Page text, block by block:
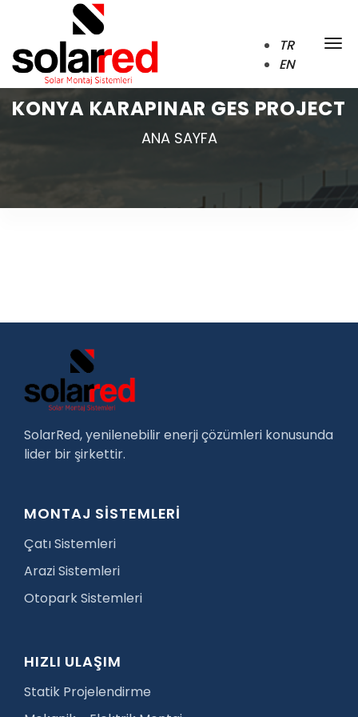
TR
EN
KONYA KARAPINAR GES PROJECT
ANA SAYFA
SolarRed, yenilenebilir enerji çözümleri konusunda
lider bir şirkettir.
MONTAJ SİSTEMLERİ
Çatı Sistemleri
Arazi Sistemleri
Otopark Sistemleri
HIZLI ULAŞIM
Statik Projelendirme